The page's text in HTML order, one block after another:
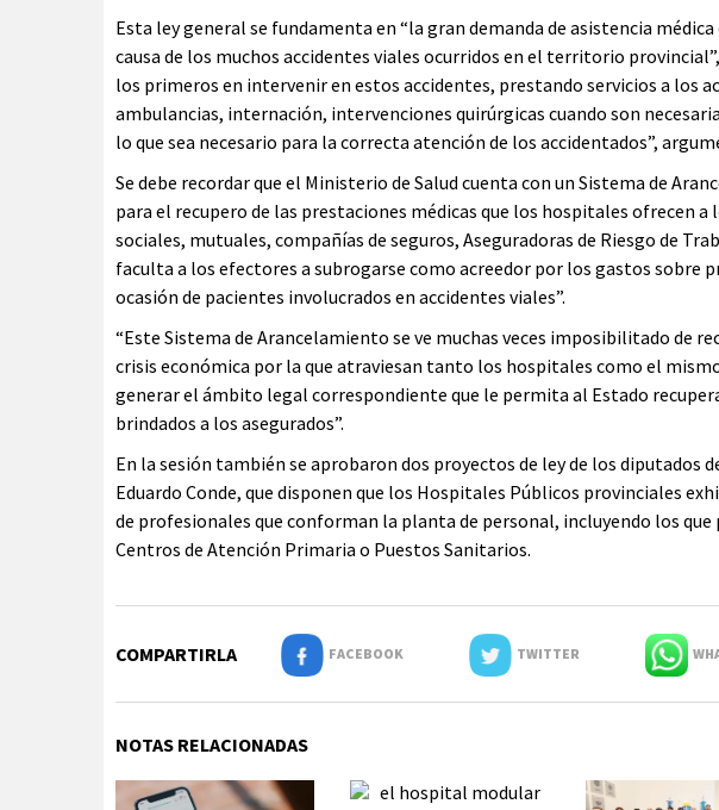
Esta ley general se fundamenta en “la gran demanda de asistencia
causa de los muchos accidentes viales ocurridos en el territorio
los primeros en intervenir en estos accidentes, prestando servicios a los
ambulancias, internación, intervenciones quirúrgicas cuando son
lo que sea necesario para la correcta atención de los accidentados”,
Se debe recordar que el Ministerio de Salud cuenta con un Sistema de
para el recupero de las prestaciones médicas que los hospitales ofrecen
sociales, mutuales, compañías de seguros, Aseguradoras de Riesgo de
faculta a los efectores a subrogarse como acreedor por los gastos sobre
ocasión de pacientes involucrados en accidentes viales”.
“Este Sistema de Arancelamiento se ve muchas veces imposibilitado de
crisis económica por la que atraviesan tanto los hospitales como el
generar el ámbito legal correspondiente que le permita al Estado
brindados a los asegurados”.
En la sesión también se aprobaron dos proyectos de ley de los diputados
Eduardo Conde, que disponen que los Hospitales Públicos provinciales
de profesionales que conforman la planta de personal, incluyendo los
Centros de Atención Primaria o Puestos Sanitarios.
COMPARTIRLA FACEBOOK TWITTER
NOTAS RELACIONADAS